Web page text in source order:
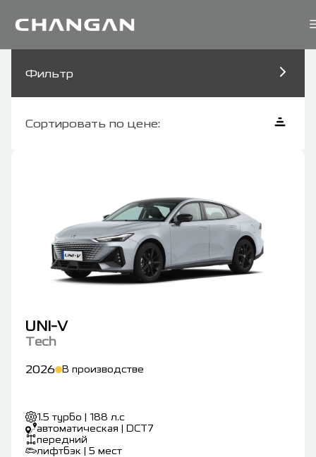
Фильтр
Сортировать по цене:
UNI-V
Tech
2026 В производстве
1.5 турбо | 188 л.с
автоматическая | DCT7
передний
лифтбэк | 5 мест